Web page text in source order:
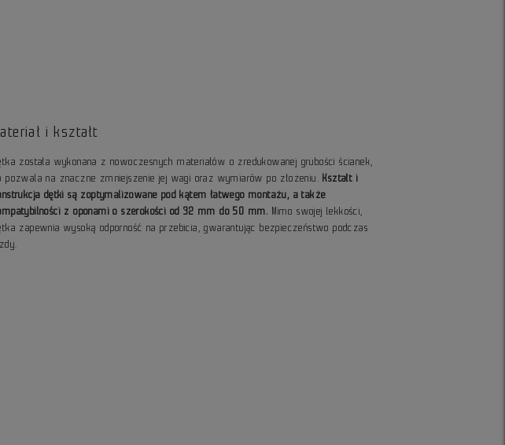
i kształt
została wykonana z nowoczesnych materiałów o zredukowanej grubości ścianek,
pozwala na znaczne zmniejszenie jej wagi oraz wymiarów po złożeniu. Kształt i
dętki są zoptymalizowane pod kątem łatwego montażu, a także
z oponami o szerokości od 32 mm do 50 mm. Mimo swojej lekkości,
zapewnia wysoką odporność na przebicia, gwarantując bezpieczeństwo podczas